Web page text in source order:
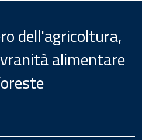
dell'agricoltura,
alimentare